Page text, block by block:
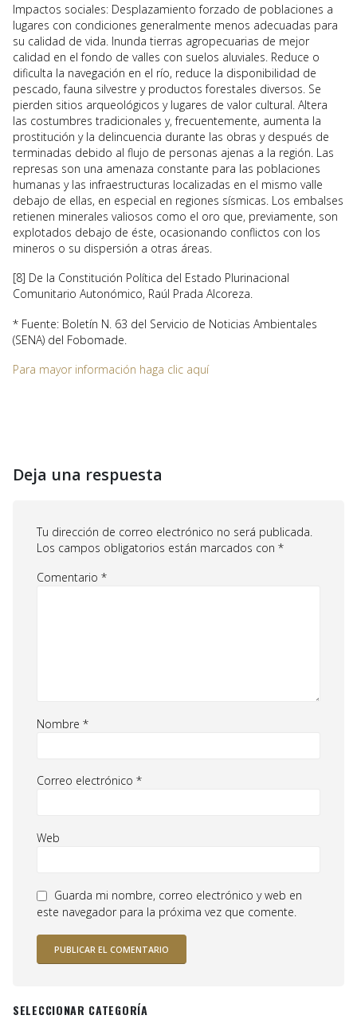
Impactos sociales: Desplazamiento forzado de poblaciones a
lugares con condiciones generalmente menos adecuadas para
su calidad de vida. Inunda tierras agropecuarias de mejor
calidad en el fondo de valles con suelos aluviales. Reduce o
dificulta la navegación en el río, reduce la disponibilidad de
pescado, fauna silvestre y productos forestales diversos. Se
pierden sitios arqueológicos y lugares de valor cultural. Altera
las costumbres tradicionales y, frecuentemente, aumenta la
prostitución y la delincuencia durante las obras y después de
terminadas debido al flujo de personas ajenas a la región. Las
represas son una amenaza constante para las poblaciones
humanas y las infraestructuras localizadas en el mismo valle
debajo de ellas, en especial en regiones sísmicas. Los embalses
retienen minerales valiosos como el oro que, previamente, son
explotados debajo de éste, ocasionando conflictos con los
mineros o su dispersión a otras áreas.
[8] De la Constitución Política del Estado Plurinacional
Comunitario Autonómico, Raúl Prada Alcoreza.
* Fuente: Boletín N. 63 del Servicio de Noticias Ambientales
(SENA) del Fobomade.
Para mayor información haga clic aquí
Deja una respuesta
Tu dirección de correo electrónico no será publicada.
Los campos obligatorios están marcados con *
Comentario *
Nombre *
Correo electrónico *
Web
Guarda mi nombre, correo electrónico y web en
este navegador para la próxima vez que comente.
SELECCIONAR CATEGORÍA